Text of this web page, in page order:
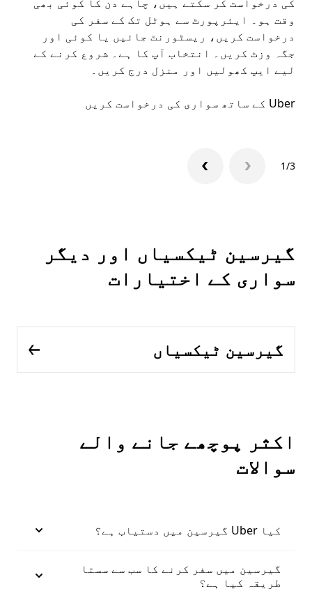
وقت ہو۔ ایئرپورٹ سے ہوٹل تک کے سفر کی
درخواست کریں، ریسٹورنٹ جائیں یا کوئی اور
جگہ وزٹ کریں۔ انتخاب آپ کا ہے۔ شروع کرنے کے
لیے ایپ کھولیں اور منزل درج کریں۔
Uber کے ساتھ سواری کی درخواست کریں
1/3
گیرسین ٹیکسیاں اور دیگر
سواری کے اختیارات
گیرسین ٹیکسیاں
اکثر پوچھے جانے والے
سوالات
کیا Uber گیرسین میں دستیاب ہے؟
گیرسین میں سفر کرنے کا سب سے سستا
طریقہ کیا ہے؟